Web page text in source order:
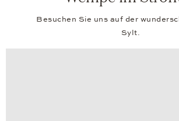
Besuchen Sie uns auf der
Sylt.